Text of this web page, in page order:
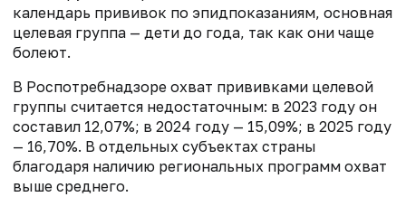
календарь прививок по эпидпоказаниям, основная
целевая группа — дети до года, так как они чаще
болеют.
В Роспотребнадзоре охват прививками целевой
группы считается недостаточным: в 2023 году он
составил 12,07%; в 2024 году — 15,09%; в 2025 году
— 16,70%. В отдельных субъектах страны
благодаря наличию региональных программ охват
выше среднего.